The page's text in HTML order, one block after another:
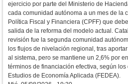
ejercicio por parte del Ministerio de
cada comunidad autónoma a un mes de la
Política Fiscal y Financiera (CPFF) que
salida de la reforma del modelo actual.
revisión fue la segunda comunidad
los flujos de nivelación regional, tras
al sistema, pero se mantiene un 2,6% por
términos de financiación efectiva, según
Estudios de Economía Aplicada (FEDEA).